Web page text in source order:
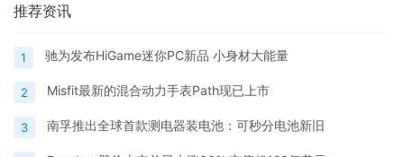
推荐资讯
1 驰为发布HiGame迷你PC新品 小身材大能量
2 Misfit最新的混合动力手表Path现已上市
3 南孚推出全球首款测电器装电池：可秒分电池新旧